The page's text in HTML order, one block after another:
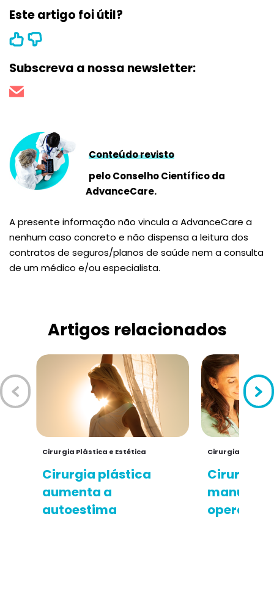
Este artigo foi útil?
Subscreva a nossa newsletter:
Conteúdo revisto
pelo Conselho Científico da
AdvanceCare.
A presente informação não vincula a AdvanceCare a
nenhum caso concreto e não dispensa a leitura dos
contratos de seguros/planos de saúde nem a consulta
de um médico e/ou especialista.
Artigos relacionados
Cirurgia Plástica e Estética
Cirurgia plástica
aumenta a
autoestima
Cirurgia Plástica
Cirurgia
manual